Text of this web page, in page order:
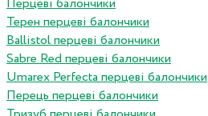
Перцеві балончики
Терен перцеві балончики
Ballistol перцеві балончики
Sabre Red перцеві балончики
Umarex Perfecta перцеві балончики
Перець перцеві балончики